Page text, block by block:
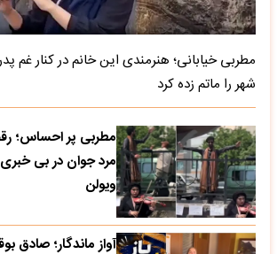
مطربی خیابانی؛ هنرمندی این خانم در کنار غم پدر
شهر را ماتم زده کرد
مطربی پر احساس؛
مرد جوان در بی خبری
ویولن
آواز ماندگار؛ صادق